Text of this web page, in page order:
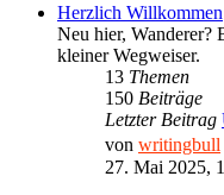
Herzlich Willkommen
Neu hier, Wanderer?
kleiner Wegweiser.
13 Themen
150 Beiträge
Letzter Beitrag
von writingbull
27. Mai 2025,